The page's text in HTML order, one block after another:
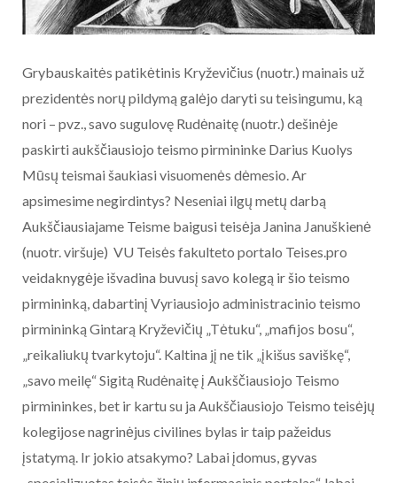
Grybauskaitės patikėtinis Kryževičius (nuotr.) mainais už
prezidentės norų pildymą galėjo daryti su teisingumu, ką
nori – pvz., savo sugulovę Rudėnaitę (nuotr.) dešinėje
paskirti aukščiausiojo teismo pirmininke Darius Kuolys
Mūsų teismai šaukiasi visuomenės dėmesio. Ar
apsimesime negirdintys? Neseniai ilgų metų darbą
Aukščiausiajame Teisme baigusi teisėja Janina Januškienė
(nuotr. viršuje) VU Teisės fakulteto portalo Teises.pro
veidaknygėje išvadina buvusį savo kolegą ir šio teismo
pirmininką, dabartinį Vyriausiojo administracinio teismo
pirmininką Gintarą Kryževičių „Tėtuku“, „mafijos bosu“,
„reikaliukų tvarkytoju“. Kaltina jį ne tik „įkišus saviškę“,
„savo meilę“ Sigitą Rudėnaitę į Aukščiausiojo Teismo
pirmininkes, bet ir kartu su ja Aukščiausiojo Teismo teisėjų
kolegijose nagrinėjus civilines bylas ir taip pažeidus
įstatymą. Ir jokio atsakymo? Labai įdomus, gyvas